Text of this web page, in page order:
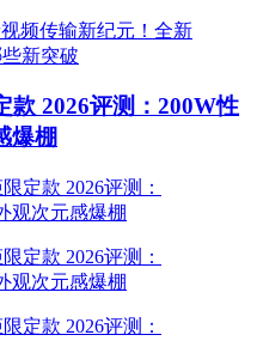
款 2026评测：200W性
爆棚